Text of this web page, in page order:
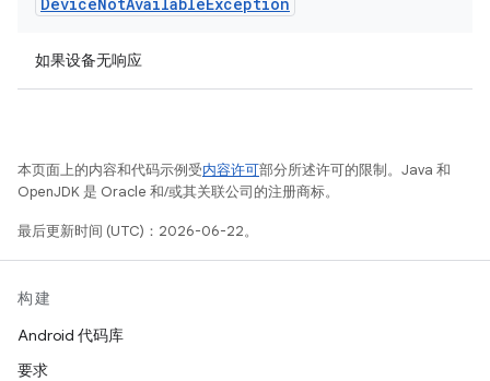
如果设备无响应
本页面上的内容和代码示例受内容许可部分所述许可的限制。Java 和
OpenJDK 是 Oracle 和/或其关联公司的注册商标。
最后更新时间 (UTC)：2026-06-22。
构建
Android 代码库
要求